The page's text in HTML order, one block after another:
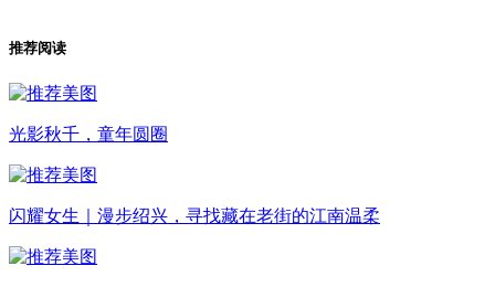
推荐阅读
光影秋千，童年圆圈
闪耀女生｜漫步绍兴，寻找藏在老街的江南温柔